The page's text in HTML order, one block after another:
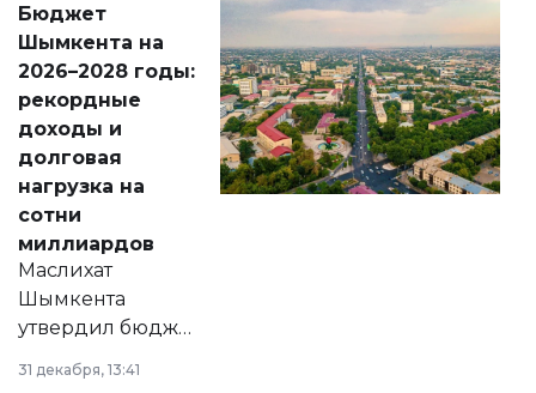
народу
Венесуэлы.
Бюджет
Шымкента на
2026–2028 годы:
рекордные
доходы и
долговая
нагрузка на
сотни
миллиардов
Маслихат
Шымкента
утвердил бюджет
2028 годы.
31 декабря, 13:41